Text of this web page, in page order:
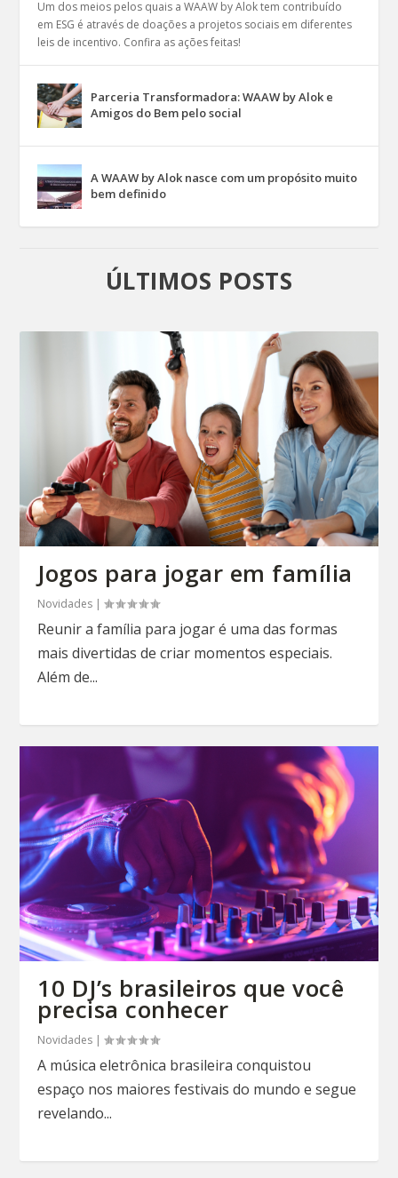
Um dos meios pelos quais a WAAW by Alok tem contribuído
em ESG é através de doações a projetos sociais em diferentes
leis de incentivo. Confira as ações feitas!
Parceria Transformadora: WAAW by Alok e
Amigos do Bem pelo social
A WAAW by Alok nasce com um propósito muito
bem definido
ÚLTIMOS POSTS
Jogos para jogar em família
Novidades |
Reunir a família para jogar é uma das formas
mais divertidas de criar momentos especiais.
Além de...
10 DJ’s brasileiros que você
precisa conhecer
Novidades |
A música eletrônica brasileira conquistou
espaço nos maiores festivais do mundo e segue
revelando...